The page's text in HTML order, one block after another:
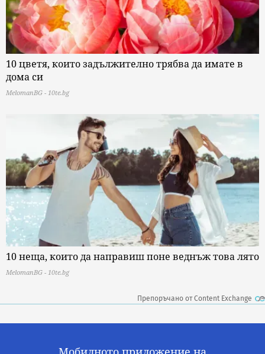
10 цветя, които задължително трябва да имате в
дома си
MelomanBG - 10te.bg
10 неща, които да направиш поне веднъж това лято
MelomanBG - 10te.bg
Препоръчано от Content Exchange